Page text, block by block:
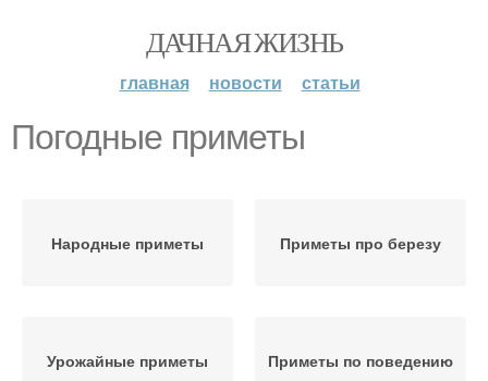
ДАЧНАЯ ЖИЗНЬ
главная новости статьи
Погодные приметы
Народные приметы Приметы про березу
Урожайные приметы Приметы по поведению